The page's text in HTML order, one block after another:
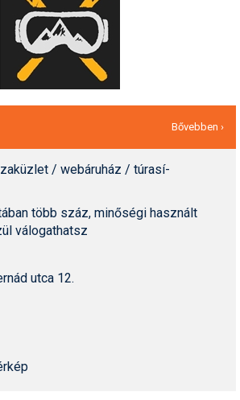
Bővebben ›
/ webáruház / túrasí-
több száz, minőségi használt
válogathatsz
utca 12.